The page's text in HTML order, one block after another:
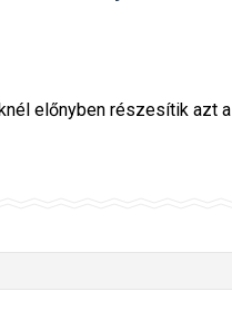
előnyben részesítik azt a